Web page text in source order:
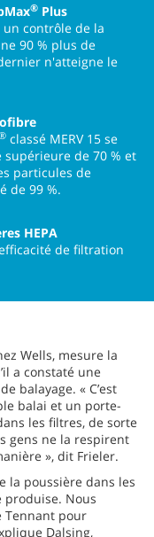
® Plus
contrôle de la
90 % plus de
n'atteigne le
classé MERV 15 se
supérieure de 70 % et
particules de
de 99 %.
HEPA
de filtration
Wells, mesure la
a constaté une
balayage. « C’est
balai et un porte-
les filtres, de sorte
gens ne la respirent
», dit Frieler.
la poussière dans les
produise. Nous
Tennant pour
Dalsing,